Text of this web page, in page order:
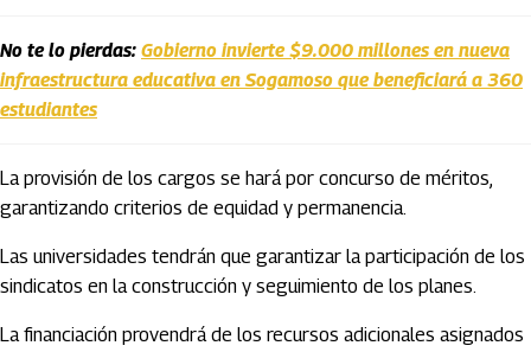
No te lo pierdas: Gobierno invierte $9.000 millones en nueva
infraestructura educativa en Sogamoso que beneficiará a 360
estudiantes
La provisión de los cargos se hará por concurso de méritos,
garantizando criterios de equidad y permanencia.
Las universidades tendrán que garantizar la participación de los
sindicatos en la construcción y seguimiento de los planes.
La financiación provendrá de los recursos adicionales asignados